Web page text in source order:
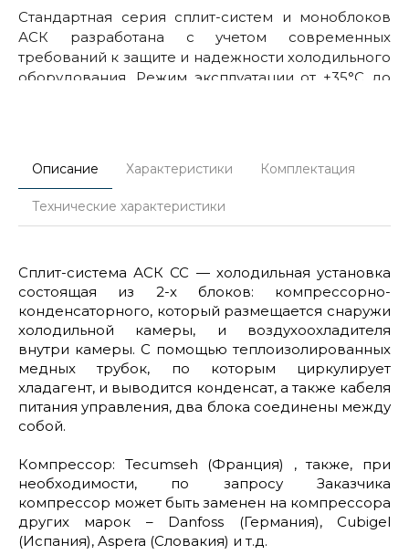
Стандартная серия сплит-систем и моноблоков
АСК разработана с учетом современных
требований к защите и надежности холодильного
оборудования. Режим эксплуатации от +35°С до
Описание Характеристики Комплектация
Технические характеристики
Cплит-система АСК СС — холодильная установка
состоящая из 2-х блоков: компрессорно-
конденсаторного, который размещается снаружи
холодильной камеры, и воздухоохладителя
внутри камеры. С помощью теплоизолированных
медных трубок, по которым циркулирует
хладагент, и выводится конденсат, а также кабеля
питания управления, два блока соединены между
собой.
Компрессор: Tecumseh (Франция) , также, при
необходимости, по запросу Заказчика
компрессор может быть заменен на компрессора
других марок – Danfoss (Германия), Cubigel
(Испания), Aspera (Словакия) и т.д.